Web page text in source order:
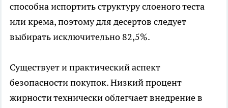
способна испортить структуру слоеного теста
или крема, поэтому для десертов следует
выбирать исключительно 82,5%.
Существует и практический аспект
безопасности покупок. Низкий процент
жирности технически облегчает внедрение в